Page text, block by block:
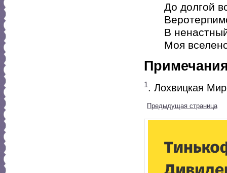
До долгой
В
Моя
1. Лохвицкая
Предыдущая страница